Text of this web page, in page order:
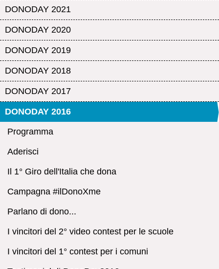
DONODAY 2021
DONODAY 2020
DONODAY 2019
DONODAY 2018
DONODAY 2017
DONODAY 2016
Programma
Aderisci
Il 1° Giro dell'Italia che dona
Campagna #ilDonoXme
Parlano di dono...
I vincitori del 2° video contest per le scuole
I vincitori del 1° contest per i comuni